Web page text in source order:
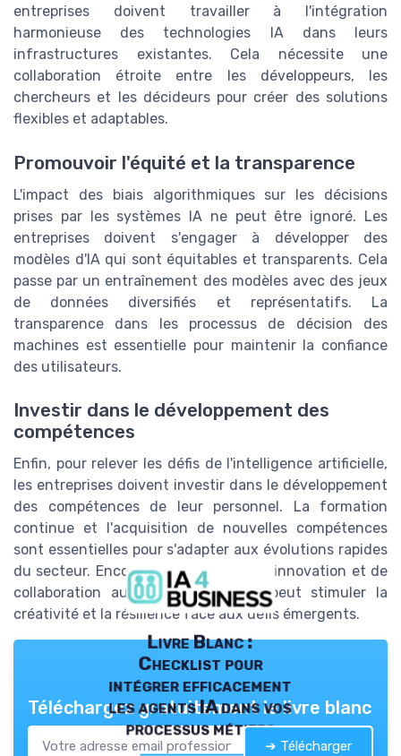
entreprises doivent travailler à l'intégration
harmonieuse des technologies IA dans leurs
infrastructures existantes. Cela nécessite une
collaboration étroite entre les développeurs, les
chercheurs et les décideurs pour créer des solutions
flexibles et adaptables.
Promouvoir l'équité et la transparence
L'impact des biais algorithmiques sur les décisions
prises par les systèmes IA ne peut être ignoré. Les
entreprises doivent s'engager à développer des
modèles d'IA qui sont équitables et transparents. Cela
passe par un entraînement des modèles avec des jeux
de données diversifiés et représentatifs. La
transparence dans les processus de décision des
machines est essentielle pour maintenir la confiance
des utilisateurs.
Investir dans le développement des
compétences
Enfin, pour relever les défis de l'intelligence artificielle,
les entreprises doivent investir dans le développement
des compétences de leur personnel. La formation
continue et l'acquisition de nouvelles compétences
sont essentielles pour s'adapter aux évolutions rapides
du secteur. Encourager une culture d'innovation et de
collaboration au sein des équipes peut stimuler la
créativité et la résilience face aux défis émergents.
Livre Blanc :
Checklist pour
intégrer efficacement
les agents IA dans vos
processus métiers
Téléchargez gratuitement le livre blanc
➔ Télécharger